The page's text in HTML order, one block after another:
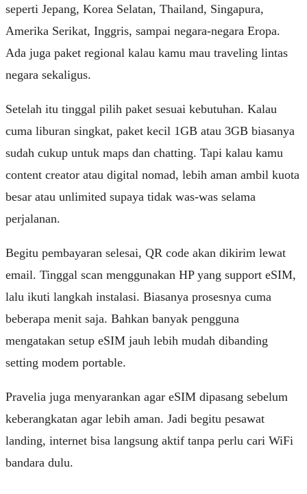
seperti Jepang, Korea Selatan, Thailand, Singapura,
Amerika Serikat, Inggris, sampai negara-negara Eropa.
Ada juga paket regional kalau kamu mau traveling lintas
negara sekaligus.
Setelah itu tinggal pilih paket sesuai kebutuhan. Kalau
cuma liburan singkat, paket kecil 1GB atau 3GB biasanya
sudah cukup untuk maps dan chatting. Tapi kalau kamu
content creator atau digital nomad, lebih aman ambil kuota
besar atau unlimited supaya tidak was-was selama
perjalanan.
Begitu pembayaran selesai, QR code akan dikirim lewat
email. Tinggal scan menggunakan HP yang support eSIM,
lalu ikuti langkah instalasi. Biasanya prosesnya cuma
beberapa menit saja. Bahkan banyak pengguna
mengatakan setup eSIM jauh lebih mudah dibanding
setting modem portable.
Pravelia juga menyarankan agar eSIM dipasang sebelum
keberangkatan agar lebih aman. Jadi begitu pesawat
landing, internet bisa langsung aktif tanpa perlu cari WiFi
bandara dulu.